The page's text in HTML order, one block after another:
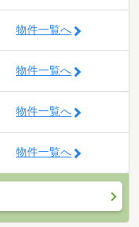
物件一覧へ
物件一覧へ
物件一覧へ
物件一覧へ